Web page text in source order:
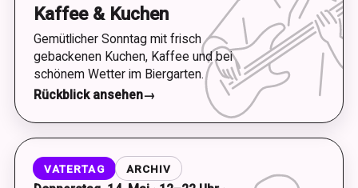
Kaffee & Kuchen
Gemütlicher Sonntag mit frisch
gebackenen Kuchen, Kaffee und bei
schönem Wetter im Biergarten.
Rückblick ansehen→
VATERTAG ARCHIV